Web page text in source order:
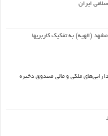
ایران
ملکی و مالی صندوق ذخیره